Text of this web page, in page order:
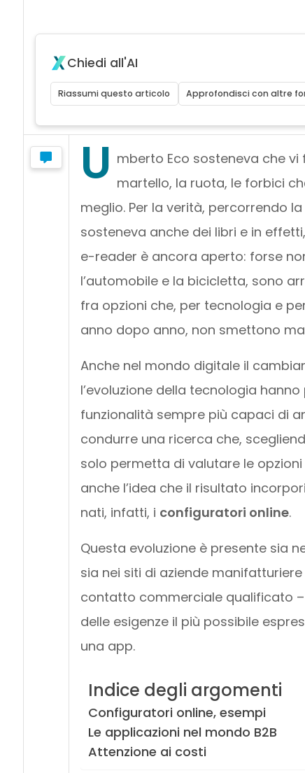
Chiedi all'AI
Riassumi questo articolo Approfondisci con altre
U mberto Eco sosteneva che
martello, la ruota, le forbici
meglio. Per la verità, percorrendo
sosteneva anche dei libri e in
e-reader è ancora aperto: forse
l’automobile e la bicicletta, sono
fra opzioni che, per tecnologia e
anno dopo anno, non smettono
Anche nel mondo digitale il
l’evoluzione della tecnologia
funzionalità sempre più capaci di
condurre una ricerca che,
solo permetta di valutare le
anche l’idea che il risultato
nati, infatti, i configuratori online.
Questa evoluzione è presente sia
sia nei siti di aziende
contatto commerciale qualificato
delle esigenze il più possibile
una app.
Indice degli argomenti
Configuratori online, esempi
Le applicazioni nel mondo B2B
Attenzione ai costi